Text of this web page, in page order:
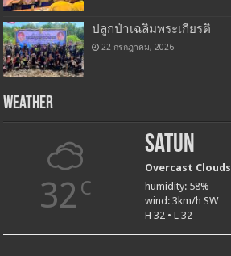
ปลูกป่าเฉลิมพระเกียรติ
22 กรกฎาคม, 2026
Weather
32 C
Satun
Overcast Clouds
humidity: 58%
wind: 3km/h SW
H 32 • L 32